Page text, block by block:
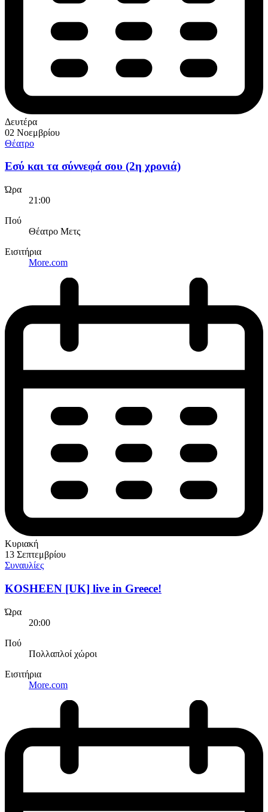
Δευτέρα
02 Νοεμβρίου
Θέατρο
Εσύ και τα σύννεφά σου (2η χρονιά)
Ώρα
21:00
Πού
Θέατρο Μετς
Εισιτήρια
More.com
Κυριακή
13 Σεπτεμβρίου
Συναυλίες
KOSHEEN [UK] live in Greece!
Ώρα
20:00
Πού
Πολλαπλοί χώροι
Εισιτήρια
More.com